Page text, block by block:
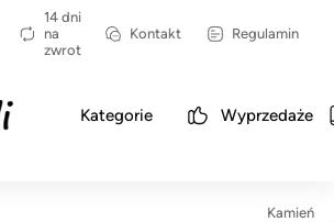
14 dni
na
zwrot
Kontakt Regulamin
Kategorie Wyprzedaże
Kamień